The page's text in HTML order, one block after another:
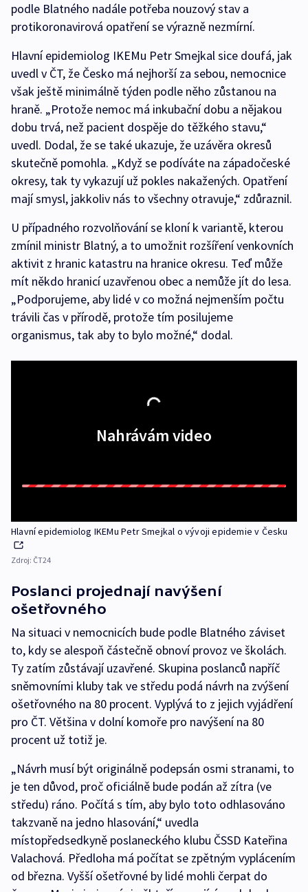
podle Blatného nadále potřeba nouzový stav a
protikoronavirová opatření se výrazně nezmírní.
Hlavní epidemiolog IKEMu Petr Smejkal sice doufá, jak
uvedl v ČT, že Česko má nejhorší za sebou, nemocnice
však ještě minimálně týden podle něho zůstanou na
hraně. „Protože nemoc má inkubační dobu a nějakou
dobu trvá, než pacient dospěje do těžkého stavu,“
uvedl. Dodal, že se také ukazuje, že uzávěra okresů
skutečně pomohla. „Když se podíváte na západočeské
okresy, tak ty vykazují už pokles nakažených. Opatření
mají smysl, jakkoliv nás to všechny otravuje,“ zdůraznil.
U případného rozvolňování se kloní k variantě, kterou
zmínil ministr Blatný, a to umožnit rozšíření venkovních
aktivit z hranic katastru na hranice okresu. Teď může
mít někdo hranicí uzavřenou obec a nemůže jít do lesa.
„Podporujeme, aby lidé v co možná nejmenším počtu
trávili čas v přírodě, protože tím posilujeme
organismus, tak aby to bylo možné,“ dodal.
Nahrávám video
Hlavní epidemiolog IKEMu Petr Smejkal o vývoji epidemie v Česku
Zdroj: ČT24
Poslanci projednají navýšení
ošetřovného
Na situaci v nemocnicích bude podle Blatného záviset
to, kdy se alespoň částečně obnoví provoz ve školách.
Ty zatím zůstávají uzavřené. Skupina poslanců napříč
sněmovními kluby tak ve středu podá návrh na zvýšení
ošetřovného na 80 procent. Vyplývá to z jejich vyjádření
pro ČT. Většina v dolní komoře pro navýšení na 80
procent už totiž je.
„Návrh musí být originálně podepsán osmi stranami, to
je ten důvod, proč oficiálně bude podán až zítra (ve
středu) ráno. Počítá s tím, aby bylo toto odhlasováno
takzvaně na jedno hlasování,“ uvedla
místopředsedkyně poslaneckého klubu ČSSD Kateřina
Valachová. Předloha má počítat se zpětným vyplácením
od března. Vyšší ošetřovné by lidé mohli čerpat do